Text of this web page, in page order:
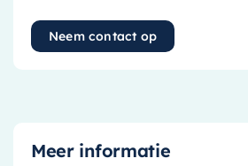
Neem contact op
Meer informatie